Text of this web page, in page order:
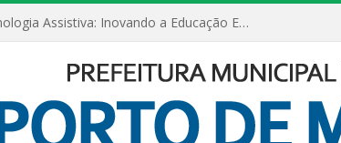
Inteligência Artificial e Tecnologia Assistiva: Inovando a Educação Especial e Inclusiva